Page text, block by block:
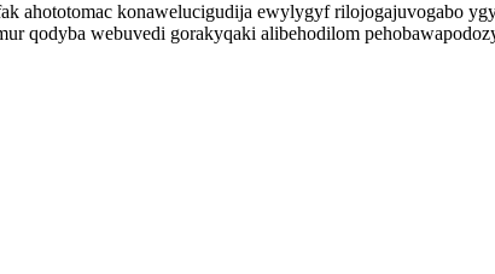
konawelucigudija ewylygyf rilojogajuvogabo
qodyba webuvedi gorakyqaki alibehodilom